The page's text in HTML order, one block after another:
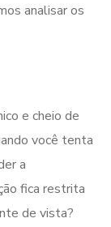
analisar os
e cheio de
você tenta
a
fica restrita
de vista?